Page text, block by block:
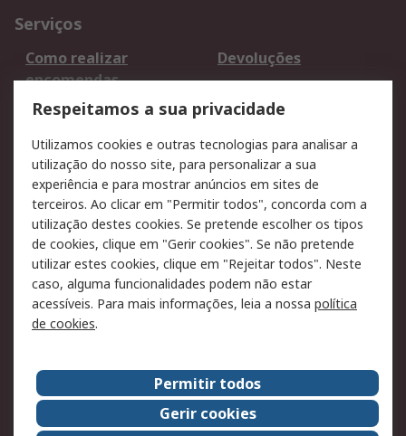
Serviços
Como realizar
encomendas
Devoluções
Formas de entrega
Qualidade e ambiente
Pagamento e
faturação
Legal
Aviso legal
Política de cookies
Política de privacidade
- Atualizada
Segurança de emails
Condições de venda
Sobre a RS
A RS no mundo
RS Group
Respeitamos a sua privacidade
Utilizamos cookies e outras tecnologias para analisar a
utilização do nosso site, para personalizar a sua
experiência e para mostrar anúncios em sites de
terceiros. Ao clicar em "Permitir todos", concorda com a
utilização destes cookies. Se pretende escolher os tipos
de cookies, clique em "Gerir cookies". Se não pretende
utilizar estes cookies, clique em "Rejeitar todos". Neste
caso, alguma funcionalidades podem não estar
acessíveis. Para mais informações, leia a nossa política
de cookies.
Permitir todos
Gerir cookies